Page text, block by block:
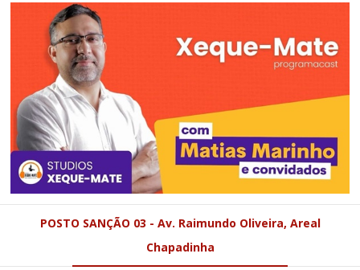
POSTO SANÇÃO 03 - Av. Raimundo Oliveira, Areal
Chapadinha